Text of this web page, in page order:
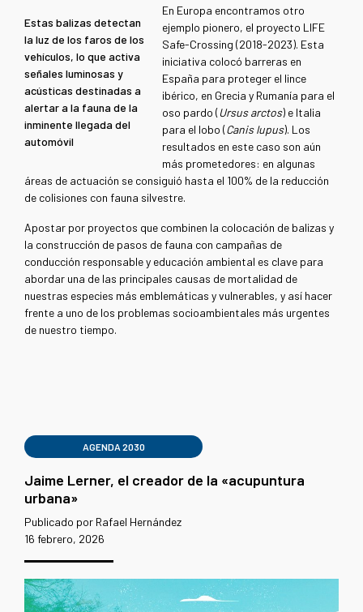
Estas balizas detectan
la luz de los faros de los
vehículos, lo que activa
señales luminosas y
acústicas destinadas a
alertar a la fauna de la
inminente llegada del
automóvil
En Europa encontramos otro
ejemplo pionero, el proyecto LIFE
Safe-Crossing (2018-2023). Esta
iniciativa colocó barreras en
España para proteger el lince
ibérico, en Grecia y Rumanía para el
oso pardo (Ursus arctos) e Italia
para el lobo (Canis lupus). Los
resultados en este caso son aún
más prometedores: en algunas
áreas de actuación se consiguió hasta el 100% de la reducción
de colisiones con fauna silvestre.
Apostar por proyectos que combinen la colocación de balizas y
la construcción de pasos de fauna con campañas de
conducción responsable y educación ambiental es clave para
abordar una de las principales causas de mortalidad de
nuestras especies más emblemáticas y vulnerables, y así hacer
frente a uno de los problemas socioambientales más urgentes
de nuestro tiempo.
AGENDA 2030
Jaime Lerner, el creador de la «acupuntura
urbana»
Publicado por Rafael Hernández
16 febrero, 2026